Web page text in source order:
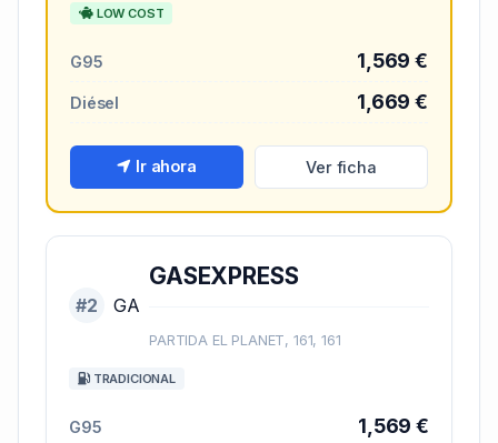
LOW COST
G95 1,569 €
Diésel 1,669 €
Ir ahora Ver ficha
#2 GA
GASEXPRESS
PARTIDA EL PLANET, 161, 161
TRADICIONAL
G95 1,569 €